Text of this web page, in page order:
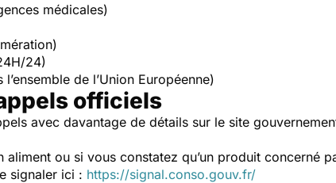
médicales)
24)
de l’Union Européenne)
officiels
avec davantage de détails sur le site
aliment ou si vous constatez qu’un produit concerné
signaler ici : https://signal.conso.gouv.fr/